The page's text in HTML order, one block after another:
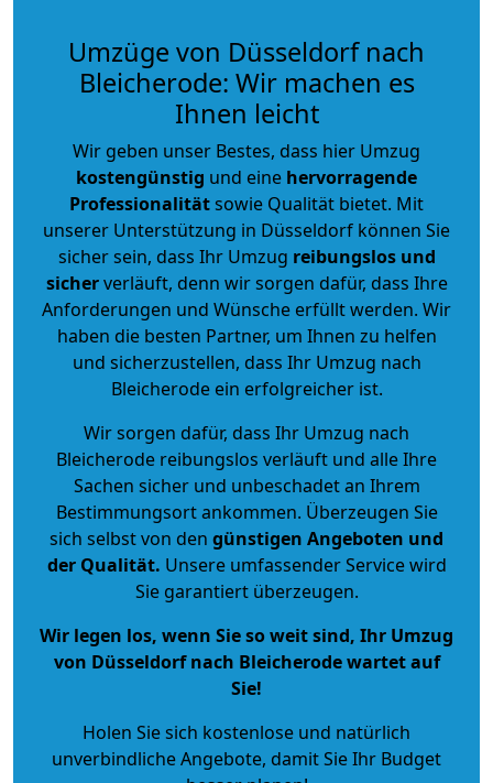
Umzüge von Düsseldorf nach
Bleicherode: Wir machen es
Ihnen leicht
Wir geben unser Bestes, dass hier Umzug
kostengünstig und eine hervorragende
Professionalitätsowie Qualität bietet. Mit
unserer Unterstützung in Düsseldorf können Sie
sicher sein, dass Ihr Umzug reibungslos und
sicherverläuft, denn wir sorgen dafür, dass Ihre
Anforderungen und Wünsche erfüllt werden. Wir
haben die besten Partner, um Ihnen zu helfen
und sicherzustellen, dass Ihr Umzug nach
Bleicherode ein erfolgreicher ist.
Wir sorgen dafür, dass Ihr Umzug nach
Bleicherode reibungslos verläuft und alle Ihre
Sachen sicher und unbeschadet an Ihrem
Bestimmungsort ankommen. Überzeugen Sie
sich selbst von den günstigen Angeboten und
der Qualität. Unsere umfassender Service wird
Sie garantiert überzeugen.
Wir legen los, wenn Sie so weit sind, Ihr Umzug
von Düsseldorf nach Bleicherode wartet auf
Sie!
Holen Sie sich kostenlose und natürlich
unverbindliche Angebote, damit Sie Ihr Budget